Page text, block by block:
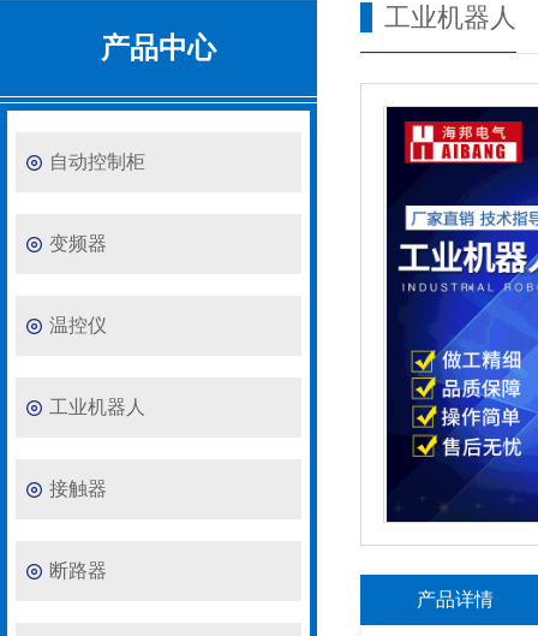
产品中心
自动控制柜
变频器
温控仪
工业机器人
接触器
断路器
工业机器人
产品详情